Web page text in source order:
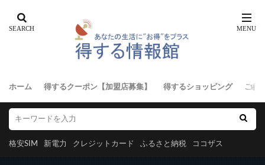
ホーム 得するクーポン【加盟店募集】 得するショッピング ご意
格安SIM 新電力 クレジットカード ふるさと納税 ココザス